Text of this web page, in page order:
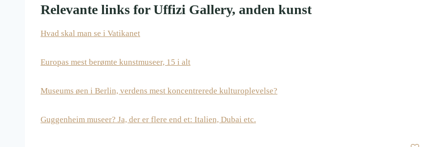
Relevante links for Uffizi Gallery, anden kunst
Hvad skal man se i Vatikanet
Europas mest berømte kunstmuseer, 15 i alt
Museums øen i Berlin, verdens mest koncentrerede kulturoplevelse?
Guggenheim museer? Ja, der er flere end et: Italien, Dubai etc.